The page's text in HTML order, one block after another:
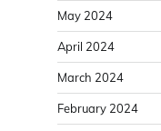
May 2024
April 2024
March 2024
February 2024